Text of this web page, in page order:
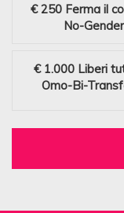
€ 250 Ferma il
No-Gender
€ 1.000 Liberi
Omo-Bi-